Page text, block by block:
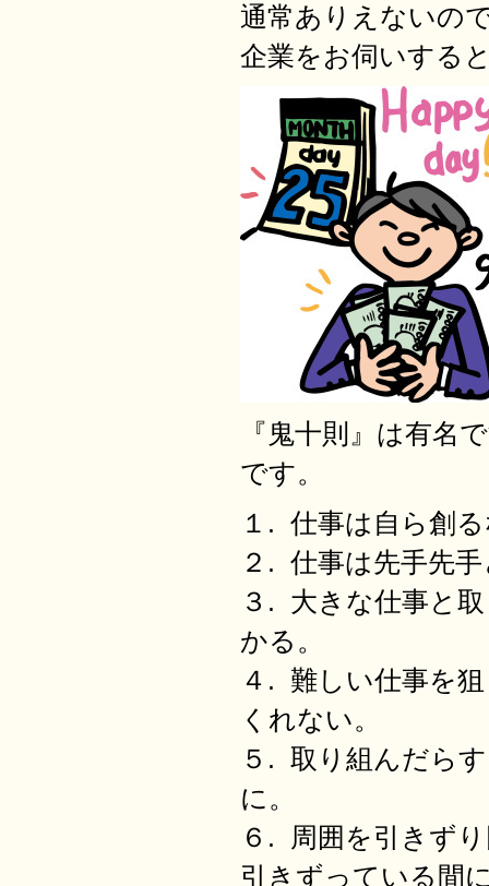
通常ありえないの
企業をお伺いする
『鬼十則』は有名
です。
１. 仕事は自ら創
２. 仕事は先手先
３. 大きな仕事と
かる。
４. 難しい仕事を
くれない。
５. 取り組んだら
に。
６. 周囲を引きず
引きずっている間